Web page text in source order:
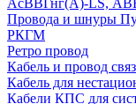
АсВВГнг(А)-LS,
Провода и шнуры
РКГМ
Ретро провод
Кабель и провод
Кабель для
Кабели КПС для